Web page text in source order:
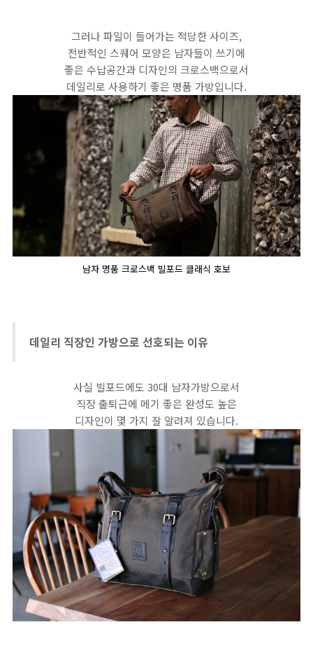
그러나 파일이 들어가는 적당한 사이즈,
전반적인 스퀘어 모양은 남자들이 쓰기에
좋은 수납공간과 디자인의 크로스백으로서
데일리로 사용하기 좋은 명품 가방입니다.
남자 명품 크로스백 빌포드 클래식 호보
데일리 직장인 가방으로 선호되는 이유
사실 빌포드에도 30대 남자가방으로서
직장 출퇴근에 메기 좋은 완성도 높은
디자인이 몇 가지 잘 알려져 있습니다.